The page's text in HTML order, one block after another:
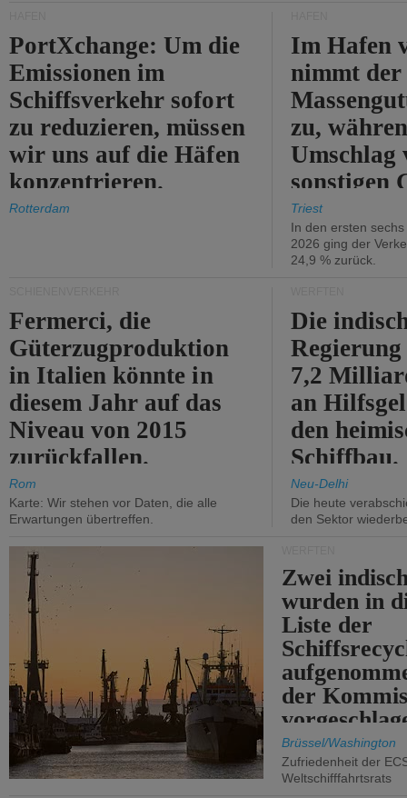
PortXchange: Um die
Emissionen im
Schiffsverkehr sofort
zu reduzieren, müssen
wir uns auf die Häfen
konzentrieren.
Rotterdam
Im Hafen
nimmt der
zu,
Umschlag
sonstigen
abnimmt.
Triest
In den ersten
2026 ging der
24,9 % zurück.
Fermerci, die
Güterzugproduktion
in Italien könnte in
diesem Jahr auf das
Niveau von 2015
zurückfallen.
Rom
Karte: Wir stehen vor Daten, die alle
Erwartungen übertreffen.
Die
7,2
an
den
Schiffbau.
Neu-Delhi
Die heute
den Sektor
Zwei
wurden in
Liste der
der
Brüssel/Washington
Zufriedenheit der
Weltschifffahrtsrats